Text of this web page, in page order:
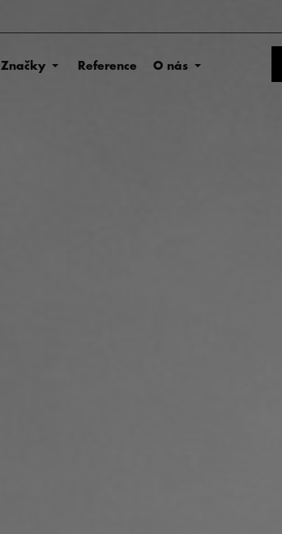
Značky Reference O nás